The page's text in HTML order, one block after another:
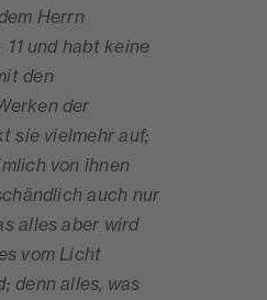
Herrn
und habt keine
den
der
sie vielmehr auf;
von ihnen
auch nur
alles aber wird
vom Licht
denn alles, was